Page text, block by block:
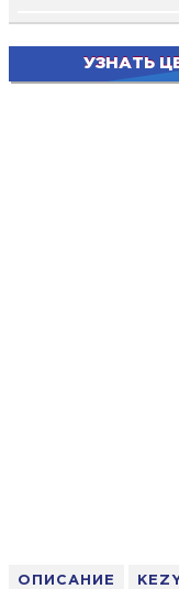
ОПИСАНИЕ
УЗНАТЬ